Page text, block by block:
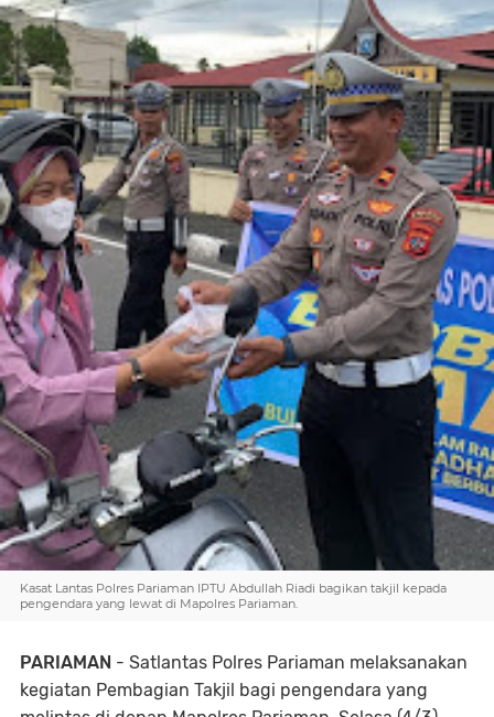
Kasat Lantas Polres Pariaman IPTU Abdullah Riadi bagikan takjil kepada
pengendara yang lewat di Mapolres Pariaman.
PARIAMAN - Satlantas Polres Pariaman melaksanakan
kegiatan Pembagian Takjil bagi pengendara yang